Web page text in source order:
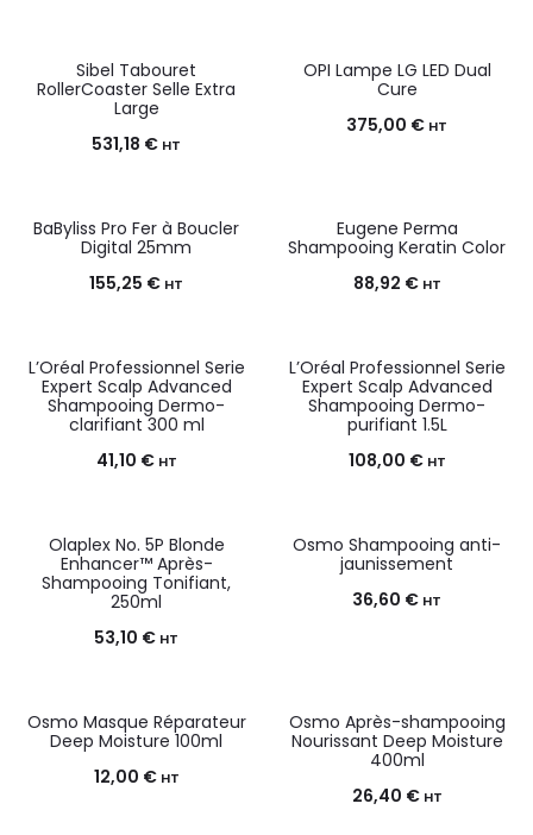
Sibel Tabouret
RollerCoaster Selle Extra
Large
531,18 € HT
OPI Lampe LG LED Dual
Cure
375,00 € HT
BaByliss Pro Fer à Boucler
Digital 25mm
155,25 € HT
Eugene Perma
Shampooing Keratin Color
88,92 € HT
L’Oréal Professionnel Serie
Expert Scalp Advanced
Shampooing Dermo-
clarifiant 300 ml
41,10 € HT
L’Oréal Professionnel Serie
Expert Scalp Advanced
Shampooing Dermo-
purifiant 1.5L
108,00 € HT
Olaplex No. 5P Blonde
Enhancer™ Après-
Shampooing Tonifiant,
250ml
53,10 € HT
Osmo Shampooing anti-
jaunissement
36,60 € HT
Osmo Masque Réparateur
Deep Moisture 100ml
12,00 € HT
Osmo Après-shampooing
Nourissant Deep Moisture
400ml
26,40 € HT